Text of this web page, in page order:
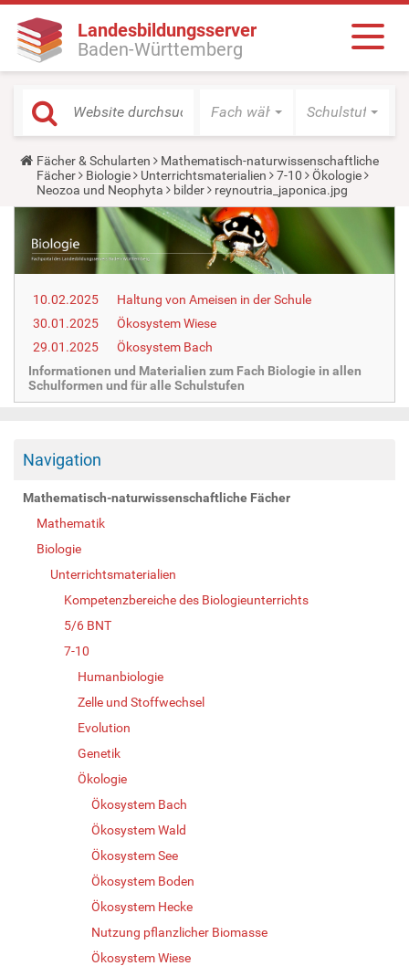
Landesbildungsserver
Baden-Württemberg
Fach wählen Schulstufe
Y
o
u
a
h
e
r
:
Fächer & Schularten
Mathematisch-naturwissenschaftliche
Fächer
Biologie Unterrichtsmaterialien 7-10
Ökologie
Neozoa und Neophyta
bilder reynoutria_japonica.jpg
10.02.2025
Haltung von Ameisen in der Schule
30.01.2025
Ökosystem Wiese
29.01.2025
Ökosystem Bach
Informationen und Materialien zum Fach Biologie in allen
Schulformen und für alle Schulstufen
Navigation
Mathematisch-naturwissenschaftliche Fächer
Mathematik
Biologie
Unterrichtsmaterialien
Kompetenzbereiche des Biologieunterrichts
5/6 BNT
7-10
Humanbiologie
Zelle und Stoffwechsel
Evolution
Genetik
Ökologie
Ökosystem Bach
Ökosystem Wald
Ökosystem See
Ökosystem Boden
Ökosystem Hecke
Nutzung pflanzlicher Biomasse
Ökosystem Wiese